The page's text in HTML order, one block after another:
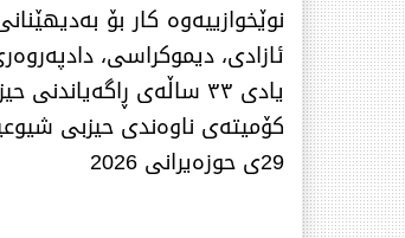
نوێخوازییەوە كار بۆ
ئازادی، دیموكراسی،
یادی ٣٣ ساڵەی ڕاگەیاندنی حیزبی شیوعیی كوردستان، حیزبی شەهیدان و تێكۆشەران هەمیشە بەرز و شەكاوە بێت.
كۆمیتەی ناوەندی حیزبی
29ی حوزەیرانی 2026